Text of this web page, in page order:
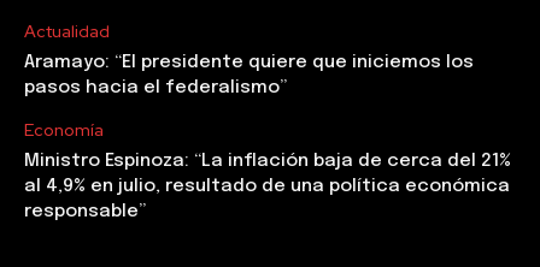
Actualidad
Aramayo: “El presidente quiere que iniciemos los
pasos hacia el federalismo”
Economía
Ministro Espinoza: “La inflación baja de cerca del 21%
al 4,9% en julio, resultado de una política económica
responsable”